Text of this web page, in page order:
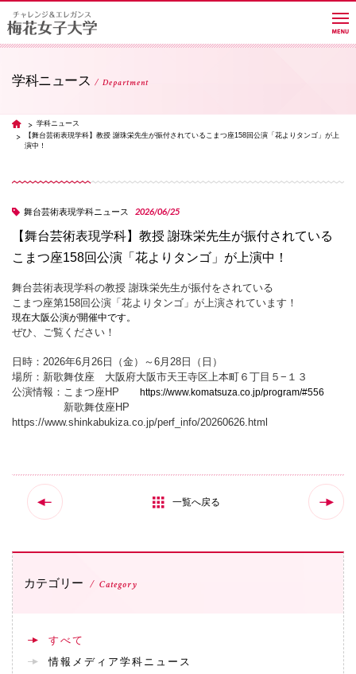
教員紹介サイト
進路・就職
国際交流
入試情報
交通アクセス
072-643-6221
学科ニュース Department
TOP 学科ニュース
【舞台芸術表現学科】教授 謝珠栄先生が振付されているこまつ座158回公演「花よりタンゴ」が上
演中！
舞台芸術表現学科ニュース 2026/06/25
【舞台芸術表現学科】教授 謝珠栄先生が振付されている
こまつ座158回公演「花よりタンゴ」が上演中！
舞台芸術表現学科の教授 謝珠栄先生が振付をされている
こまつ座第158回公演「花よりタンゴ」が上演されています！
現在大阪公演が開催中です。
ぜひ、ご覧ください！
日時：2026年6月26日（金）～6月28日（日）
場所：新歌舞伎座 大阪府大阪市天王寺区上本町６丁目５−１３
公演情報：こまつ座HP
https://www.komatsuza.co.jp/program/#556
新歌舞伎座HP
https://www.shinkabukiza.co.jp/perf_info/20260626.html
一覧へ戻る
カテゴリー Category
すべて
情報メディア学科ニュース